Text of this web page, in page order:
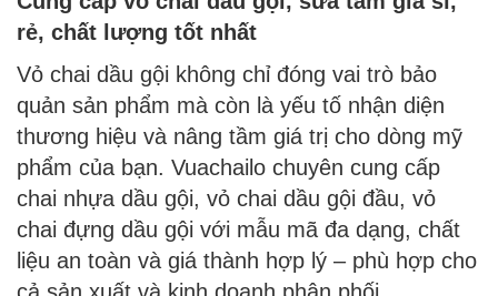
rẻ, chất lượng tốt nhất
Vỏ chai dầu gội không chỉ đóng vai trò bảo
quản sản phẩm mà còn là yếu tố nhận diện
thương hiệu và nâng tầm giá trị cho dòng mỹ
phẩm của bạn. Vuachailo chuyên cung cấp
chai nhựa dầu gội, vỏ chai dầu gội đầu, vỏ
chai đựng dầu gội với mẫu mã đa dạng, chất
liệu an toàn và giá thành hợp lý – phù hợp cho